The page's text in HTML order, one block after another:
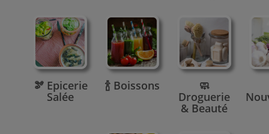
🫘 Epicerie
Salée
🍾 Boissons 🧼
Droguerie
& Beauté